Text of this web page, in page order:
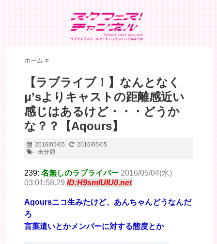
ホーム >
【ラブライブ！】なんとなく
μ’sよりキャストの距離感近い
感じはあるけど・・・どうか
な？？【Aqours】
2016/05/05
2016/05/05
- 未分類
239: 名無しのラブライバー 2016/05/04(水)
03:01:58.29 ID:H9smlUIU0.net
Aqoursニコ生みたけど、あんちゃんどうなんだ
ろ
言葉遣いとかメンバーに対する態度とか